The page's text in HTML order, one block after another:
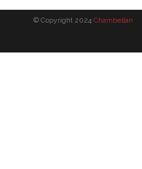
© Copyright 2024 Chambellan